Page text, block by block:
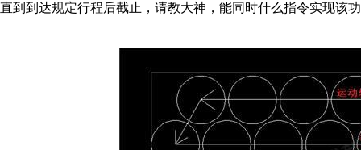
直到到达规定行程后截止，请教大神，能同时什么指令实现该